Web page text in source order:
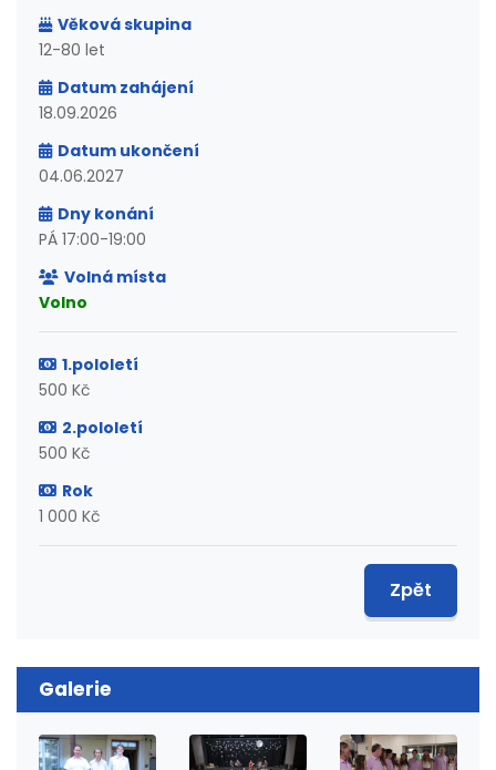
Věková skupina
12-80 let
Datum zahájení
18.09.2026
Datum ukončení
04.06.2027
Dny konání
PÁ 17:00-19:00
Volná místa
Volno
1.pololetí
500 Kč
2.pololetí
500 Kč
Rok
1 000 Kč
Zpět
Galerie